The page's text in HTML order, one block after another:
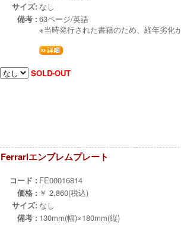
サイズ: なし
備考 : 63ページ/英語
※当時発行された書籍のため、経年劣化
SOLD-OUT
Ferrariエンブレムプレート
コード : FE00016814
価格 : ￥ 2,860(税込)
サイズ: なし
備考 : 130mm(幅)×180mm(縦)